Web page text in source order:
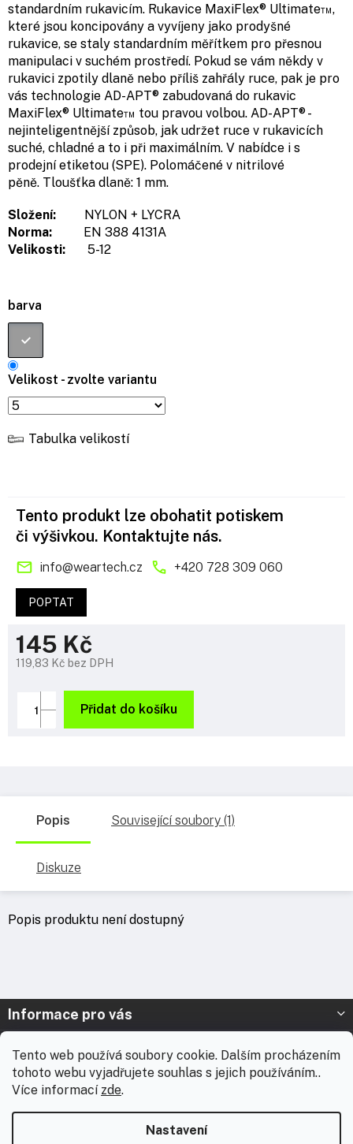
Tento web používá soubory cookie. Dalším procházením
tohoto webu vyjadřujete souhlas s jejich používáním..
Více informací zde.
Nastavení
doby nebudou expedovány žádné zásilky ani realizovány
barva
Velikost - zvolte variantu
Tabulka velikostí
standardním rukavicím. Rukavice MaxiFlex® Ultimate™,
které jsou koncipovány a vyvíjeny jako prodyšné
rukavice, se staly standardním měřítkem pro přesnou
manipulaci v suchém prostředí. Pokud se vám někdy v
rukavici zpotily dlaně nebo příliš zahřály ruce, pak je pro
vás technologie AD-APT® zabudovaná do rukavic
MaxiFlex® Ultimate™ tou pravou volbou. AD-APT® -
nejinteligentnější způsob, jak udržet ruce v rukavicích
suché, chladné a to i při maximálním. V nabídce i s
prodejní etiketou (SPE). Polomáčené v nitrilové
pěně. Tloušťka dlaně: 1 mm.
Složení:
NYLON + LYCRA
Norma:
EN 388 4131A
Velikosti:
5-12
145 Kč
119,83 Kč bez DPH
cena:
Přidat do košíku
Tento produkt lze obohatit potiskem
či výšivkou. Kontaktujte nás.
info@weartech.cz +420 728 309 060
POPTAT
Popis Související soubory (1)
Diskuze
Popis produktu není dostupný
Z
p
Informace pro vás
Prodejna Nymburk
Prodejna Solnice